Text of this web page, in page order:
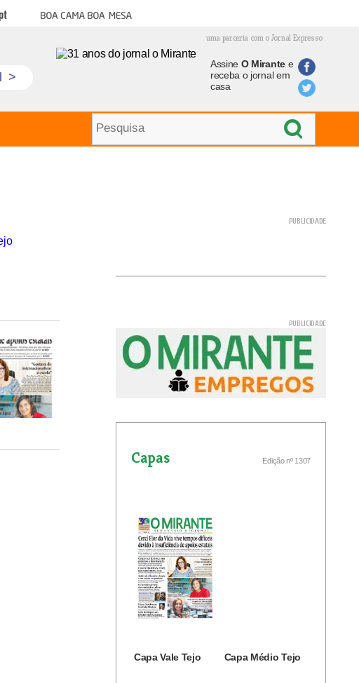
Boa cama boa mesa
uma parceria com o Jornal Expresso
>
Assine O Mirantee
receba o jornal em
casa
Capas Edição nº 1307
Capa Vale Tejo Capa Médio Tejo